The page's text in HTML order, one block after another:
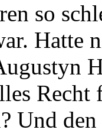
so
Hatte
Recht
Und